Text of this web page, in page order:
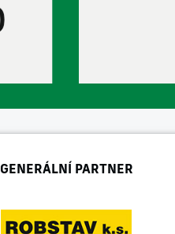
GENERÁLNÍ PARTNER